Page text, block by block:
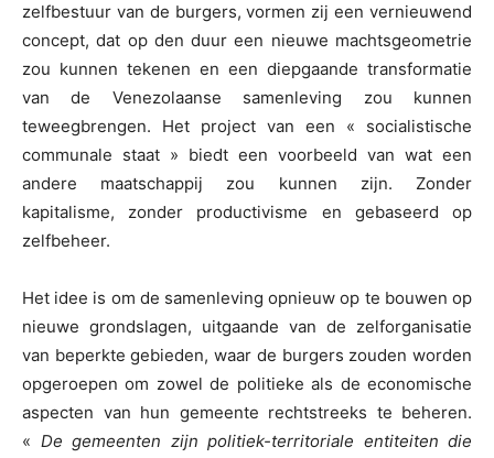
zelfbestuur van de burgers, vormen zij een vernieuwend
concept, dat op den duur een nieuwe machtsgeometrie
zou kunnen tekenen en een diepgaande transformatie
van de Venezolaanse samenleving zou kunnen
teweegbrengen. Het project van een « socialistische
communale staat » biedt een voorbeeld van wat een
andere maatschappij zou kunnen zijn. Zonder
kapitalisme, zonder productivisme en gebaseerd op
zelfbeheer.
Het idee is om de samenleving opnieuw op te bouwen op
nieuwe grondslagen, uitgaande van de zelforganisatie
van beperkte gebieden, waar de burgers zouden worden
opgeroepen om zowel de politieke als de economische
aspecten van hun gemeente rechtstreeks te beheren.
« De gemeenten zijn politiek-territoriale entiteiten die